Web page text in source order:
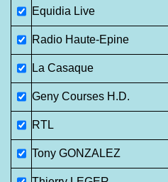
Equidia Live
Radio Haute-Epine
La Casaque
Geny Courses H.D.
RTL
Tony GONZALEZ